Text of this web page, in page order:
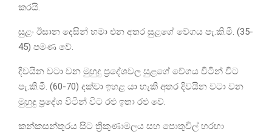
කරයි.
සුළං ඊසාන දෙසින් හමා එන අතර සුළගේ වේගය පැ.කි.මී. (35-
45) පමණ වේ.
දිවයින වටා වන මුහුදු ප්‍රදේශවල සුළගේ වේගය විටින් විට
පැ.කි.මී. (60-70) දක්වා ඉහළ යා හැකි අතර දිවයින වටා වන
මුහුදු ප්‍රදේශ විටින් විට රළු ඉතා රළු වේ.
කන්කසන්තුරය සිට ත්‍රිකුණාමලය සහ පොතුවිල් හරහා